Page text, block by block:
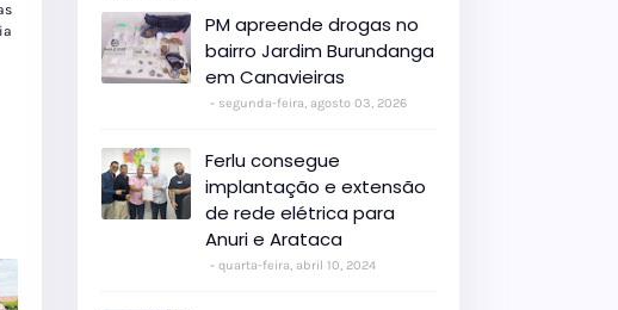
PM apreende drogas no
bairro Jardim Burundanga
em Canavieiras
segunda-feira, agosto 03, 2026
Ferlu consegue
implantação e extensão
de rede elétrica para
Anuri e Arataca
quarta-feira, abril 10, 2024